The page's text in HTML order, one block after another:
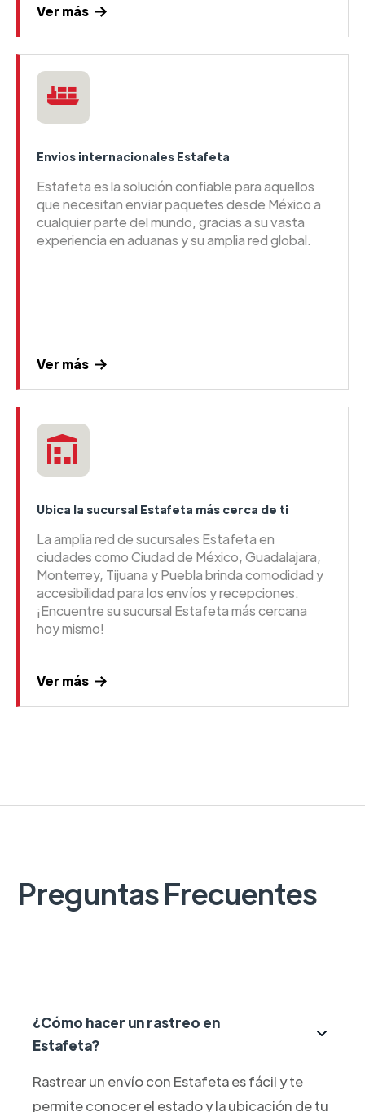
Ver más
Envios internacionales Estafeta
Estafeta es la solución confiable para aquellos
que necesitan enviar paquetes desde México a
cualquier parte del mundo, gracias a su vasta
experiencia en aduanas y su amplia red global.
Ver más
Ubica la sucursal Estafeta más cerca de ti
La amplia red de sucursales Estafeta en
ciudades como Ciudad de México, Guadalajara,
Monterrey, Tijuana y Puebla brinda comodidad y
accesibilidad para los envíos y recepciones.
¡Encuentre su sucursal Estafeta más cercana
hoy mismo!
Ver más
Preguntas Frecuentes
¿Cómo hacer un rastreo en
Estafeta?
Rastrear un envío con Estafeta es fácil y te
permite conocer el estado y la ubicación de tu